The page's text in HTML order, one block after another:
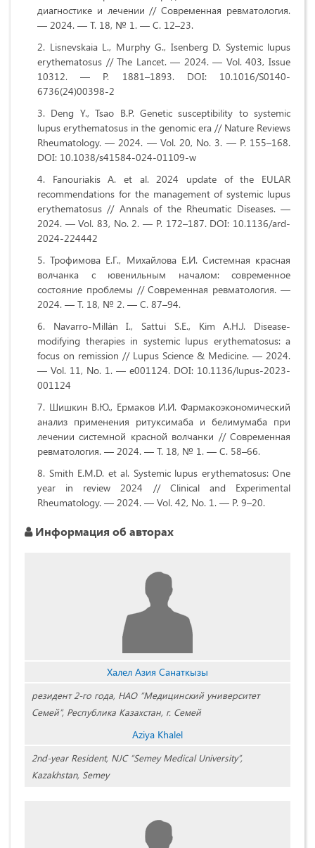
диагностике и лечении // Современная ревматология.
— 2024. — Т. 18, № 1. — С. 12–23.
Lisnevskaia L., Murphy G., Isenberg D. Systemic lupus
erythematosus // The Lancet. — 2024. — Vol. 403, Issue
10312. — P. 1881–1893. DOI: 10.1016/S0140-
6736(24)00398-2
Deng Y., Tsao B.P. Genetic susceptibility to systemic
lupus erythematosus in the genomic era // Nature Reviews
Rheumatology. — 2024. — Vol. 20, No. 3. — P. 155–168.
DOI: 10.1038/s41584-024-01109-w
Fanouriakis A. et al. 2024 update of the EULAR
recommendations for the management of systemic lupus
erythematosus // Annals of the Rheumatic Diseases. —
2024. — Vol. 83, No. 2. — P. 172–187. DOI: 10.1136/ard-
2024-224442
Трофимова Е.Г., Михайлова Е.И. Системная красная
волчанка с ювенильным началом: современное
состояние проблемы // Современная ревматология. —
2024. — Т. 18, № 2. — С. 87–94.
Navarro-Millán I., Sattui S.E., Kim A.H.J. Disease-
modifying therapies in systemic lupus erythematosus: a
focus on remission // Lupus Science & Medicine. — 2024.
— Vol. 11, No. 1. — e001124. DOI: 10.1136/lupus-2023-
001124
Шишкин В.Ю., Ермаков И.И. Фармакоэкономический
анализ применения ритуксимаба и белимумаба при
лечении системной красной волчанки // Современная
ревматология. — 2024. — Т. 18, № 1. — С. 58–66.
Smith E.M.D. et al. Systemic lupus erythematosus: One
year in review 2024 // Clinical and Experimental
Rheumatology. — 2024. — Vol. 42, No. 1. — P. 9–20.
Информация об авторах
Халел Азия Санаткызы
резидент 2-го года, НАО “Медицинский университет
Семей”, Республика Казахстан, г. Семей
Aziya Khalel
2nd-year Resident, NJC “Semey Medical University”,
Kazakhstan, Semey